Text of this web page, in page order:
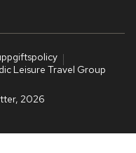
Leisure Travel Group
2026